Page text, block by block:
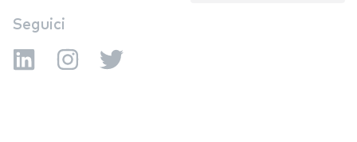
Seguici